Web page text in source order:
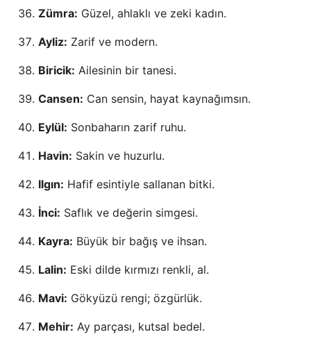
Zümra: Güzel, ahlaklı ve zeki kadın.
Ayliz: Zarif ve modern.
Biricik: Ailesinin bir tanesi.
Cansen: Can sensin, hayat kaynağımsın.
Eylül: Sonbaharın zarif ruhu.
Havin: Sakin ve huzurlu.
Ilgın: Hafif esintiyle sallanan bitki.
İnci: Saflık ve değerin simgesi.
Kayra: Büyük bir bağış ve ihsan.
Lalin: Eski dilde kırmızı renkli, al.
Mavi: Gökyüzü rengi; özgürlük.
Mehir: Ay parçası, kutsal bedel.